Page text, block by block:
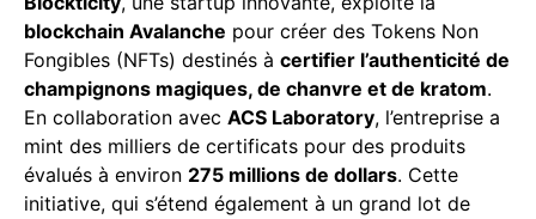
blockchain Avalanche pour créer des Tokens Non
Fongibles (NFTs) destinés à certifier l’authenticité de
champignons magiques, de chanvre et de kratom.
En collaboration avec ACS Laboratory, l’entreprise a
mint des milliers de certificats pour des produits
évalués à environ 275 millions de dollars. Cette
initiative, qui s’étend également à un grand lot de